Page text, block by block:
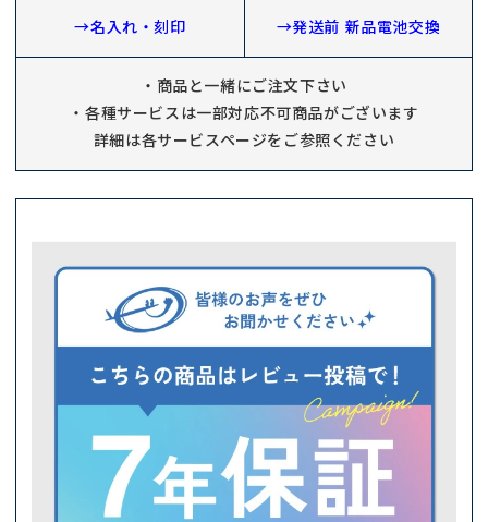
→名入れ・刻印 →発送前 新品電池交換
・商品と一緒にご注文下さい
・各種サービスは一部対応不可商品がございます
詳細は各サービスページをご参照ください